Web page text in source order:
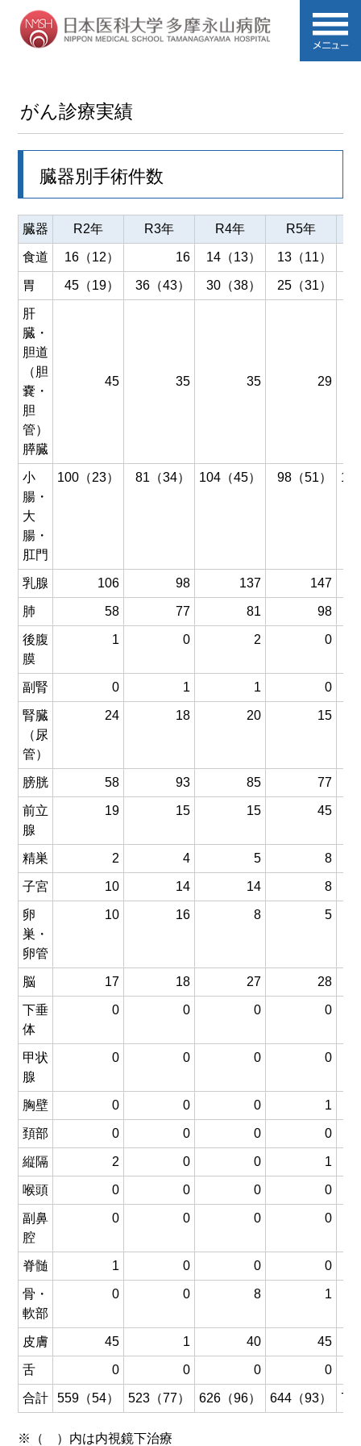
がん診療実績
臓器別手術件数
臓器 R2年 R3年 R4年 R5年
食道 16（12） 16 14（13） 13（11）
胃 45（19） 36（43） 30（38） 25（31）
肝
臓・
胆道
（胆
嚢・
胆
管）
膵臓
45 35 35 29
小
腸・
大
腸・
肛門
100（23） 81（34） 104（45） 98（51）
乳腺 106 98 137 147
肺 58 77 81 98
後腹
膜
1 0 2 0
副腎 0 1 1 0
腎臓
（尿
管）
24 18 20 15
膀胱 58 93 85 77
前立
腺
19 15 15 45
精巣 2 4 5 8
子宮 10 14 14 8
卵
巣・
卵管
10 16 8 5
脳 17 18 27 28
下垂
体
0 0 0 0
甲状
腺
0 0 0 0
胸壁 0 0 0 1
頚部 0 0 0 0
縦隔 2 0 0 1
喉頭 0 0 0 0
副鼻
腔
0 0 0 0
脊髄 1 0 0 0
骨・
軟部
0 0 8 1
皮膚 45 1 40 45
舌 0 0 0 0
合計 559（54） 523（77） 626（96） 644（93）
※（ ）内は内視鏡下治療